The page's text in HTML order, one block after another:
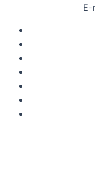
E-